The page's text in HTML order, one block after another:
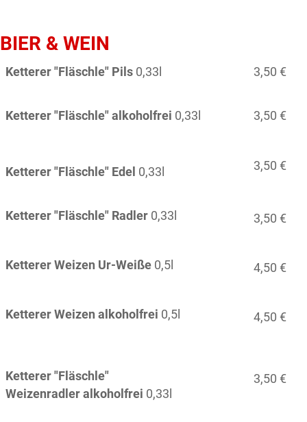
BIER & WEIN
Ketterer "Fläschle" Pils 0,33l 3,50 €
Ketterer "Fläschle" alkoholfrei 0,33l 3,50 €
Ketterer "Fläschle" Edel 0,33l 3,50 €
Ketterer "Fläschle" Radler 0,33l 3,50 €
Ketterer Weizen Ur-Weiße 0,5l 4,50 €
KettererWeizen alkoholfrei 0,5l 4,50 €
Ketterer "Fläschle"
Weizenradler alkoholfrei 0,33l
3,50 €